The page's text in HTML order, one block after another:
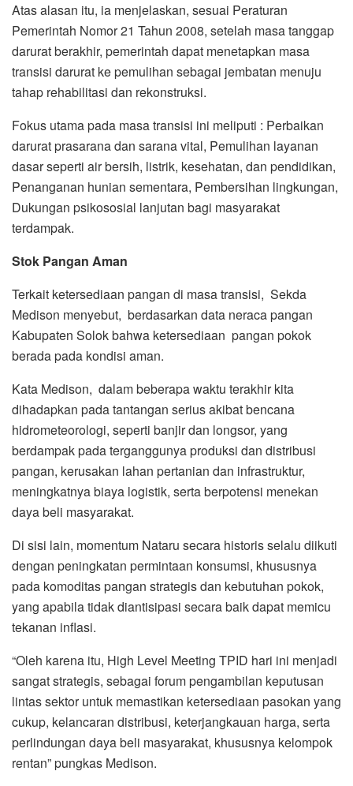
Atas alasan itu, ia menjelaskan, sesuai Peraturan
Pemerintah Nomor 21 Tahun 2008, setelah masa tanggap
darurat berakhir, pemerintah dapat menetapkan masa
transisi darurat ke pemulihan sebagai jembatan menuju
tahap rehabilitasi dan rekonstruksi.
Fokus utama pada masa transisi ini meliputi : Perbaikan
darurat prasarana dan sarana vital, Pemulihan layanan
dasar seperti air bersih, listrik, kesehatan, dan pendidikan,
Penanganan hunian sementara, Pembersihan lingkungan,
Dukungan psikososial lanjutan bagi masyarakat
terdampak.
Stok Pangan Aman
Terkait ketersediaan pangan di masa transisi, Sekda
Medison menyebut, berdasarkan data neraca pangan
Kabupaten Solok bahwa ketersediaan pangan pokok
berada pada kondisi aman.
Kata Medison, dalam beberapa waktu terakhir kita
dihadapkan pada tantangan serius akibat bencana
hidrometeorologi, seperti banjir dan longsor, yang
berdampak pada terganggunya produksi dan distribusi
pangan, kerusakan lahan pertanian dan infrastruktur,
meningkatnya biaya logistik, serta berpotensi menekan
daya beli masyarakat.
Di sisi lain, momentum Nataru secara historis selalu diikuti
dengan peningkatan permintaan konsumsi, khususnya
pada komoditas pangan strategis dan kebutuhan pokok,
yang apabila tidak diantisipasi secara baik dapat memicu
tekanan inflasi.
“Oleh karena itu, High Level Meeting TPID hari ini menjadi
sangat strategis, sebagai forum pengambilan keputusan
lintas sektor untuk memastikan ketersediaan pasokan yang
cukup, kelancaran distribusi, keterjangkauan harga, serta
perlindungan daya beli masyarakat, khususnya kelompok
rentan” pungkas Medison.